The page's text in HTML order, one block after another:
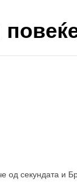
секундата и